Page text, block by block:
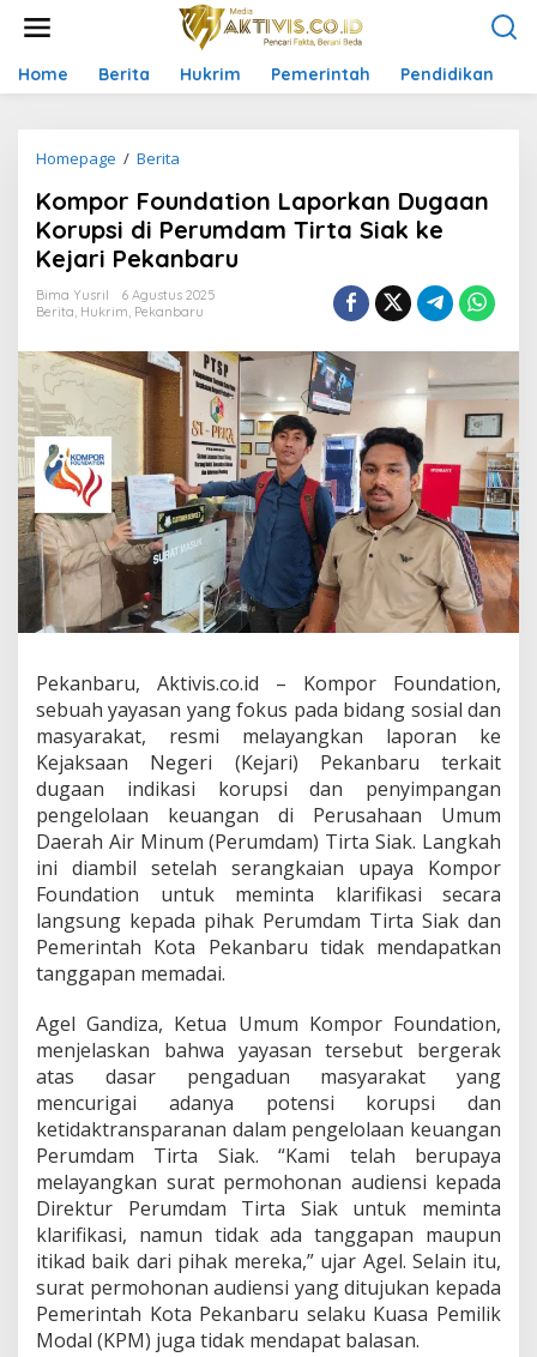
t
Home Berita Hukrim Pemerintah Pendidikan
Homepage / Berita
m
p
o
r
F
o
n
d
t
n
L
a
p
o
k
a
D
u
g
a
a
n
o
r
u
p
s
i
d
i
e
r
u
m
d
a
m
i
r
t
a
S
i
a
k
Kompor Foundation Laporkan Dugaan
Korupsi di Perumdam Tirta Siak ke
Kejari Pekanbaru
Bima Yusril
6 Agustus 2025
Berita, Hukrim, Pekanbaru
Pekanbaru, Aktivis.co.id – Kompor Foundation,
sebuah yayasan yang fokus pada bidang sosial dan
masyarakat, resmi melayangkan laporan ke
Kejaksaan Negeri (Kejari) Pekanbaru terkait
dugaan indikasi korupsi dan penyimpangan
pengelolaan keuangan di Perusahaan Umum
Daerah Air Minum (Perumdam) Tirta Siak. Langkah
ini diambil setelah serangkaian upaya Kompor
Foundation untuk meminta klarifikasi secara
langsung kepada pihak Perumdam Tirta Siak dan
Pemerintah Kota Pekanbaru tidak mendapatkan
tanggapan memadai.
Agel Gandiza, Ketua Umum Kompor Foundation,
menjelaskan bahwa yayasan tersebut bergerak
atas dasar pengaduan masyarakat yang
mencurigai adanya potensi korupsi dan
ketidaktransparanan dalam pengelolaan keuangan
Perumdam Tirta Siak. “Kami telah berupaya
melayangkan surat permohonan audiensi kepada
Direktur Perumdam Tirta Siak untuk meminta
klarifikasi, namun tidak ada tanggapan maupun
itikad baik dari pihak mereka,” ujar Agel. Selain itu,
surat permohonan audiensi yang ditujukan kepada
Pemerintah Kota Pekanbaru selaku Kuasa Pemilik
Modal (KPM) juga tidak mendapat balasan.